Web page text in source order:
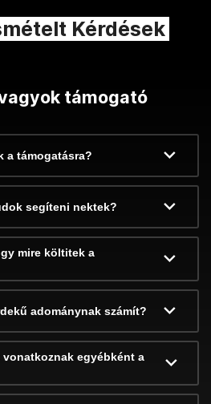
Kérdések
támogató
a támogatásra?
segíteni nektek?
mire költitek a
adománynak számít?
egyébként a